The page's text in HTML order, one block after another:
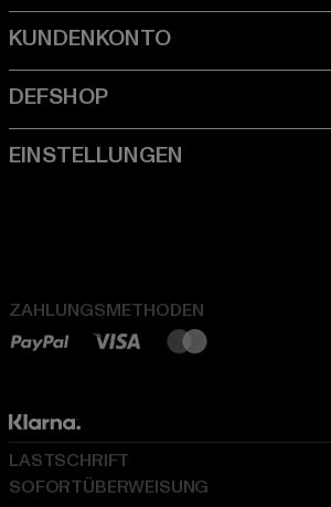
ZAHLUNGSMETHODEN
LASTSCHRIFT
SOFORTÜBERWEISUNG